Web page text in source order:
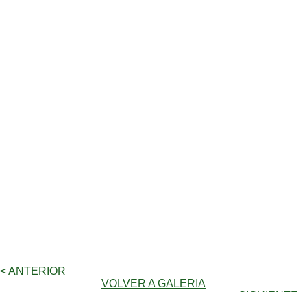
< ANTERIOR
VOLVER A GALERIA